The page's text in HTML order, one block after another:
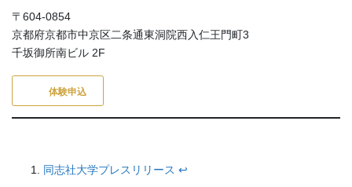
〒604-0854
京都府京都市中京区二条通東洞院西入仁王門町3
千坂御所南ビル 2F
体験申込
同志社大学プレスリリース ↩︎